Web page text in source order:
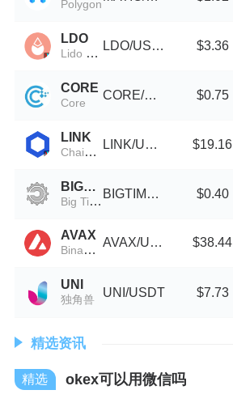
Polygon
LDO
Lido DAO (Wormhole)
LDO/USDT $3.36
CORE
Core
CORE/USDT $0.75
LINK
Chainlink (Wormhole)
LINK/USDT $19.16
BIGTIME
Big Time
BIGTIME/USDT $0.40
AVAX
Binance-Peg Avalanche
AVAX/USDT $38.44
UNI
独角兽
UNI/USDT $7.73
精选资讯
okex可以用微信吗